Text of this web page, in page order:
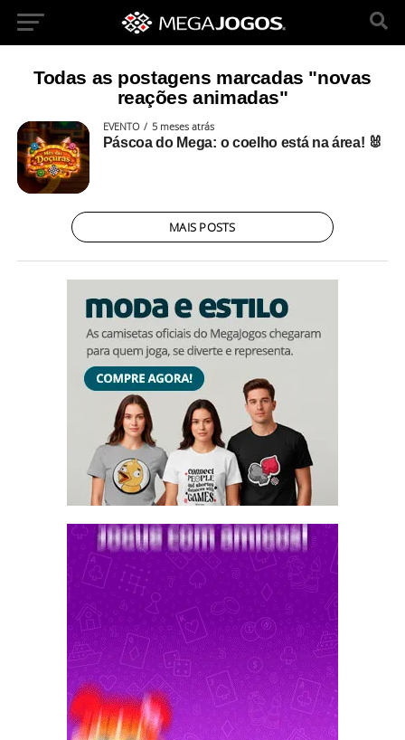
Todas as postagens marcadas "novas
reações animadas"
EVENTO 5 meses atrás
Páscoa do Mega: o coelho está na área! 🐰
MAIS POSTS